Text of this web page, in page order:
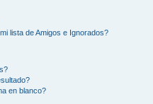
lista de Amigos e Ignorados?
en blanco?